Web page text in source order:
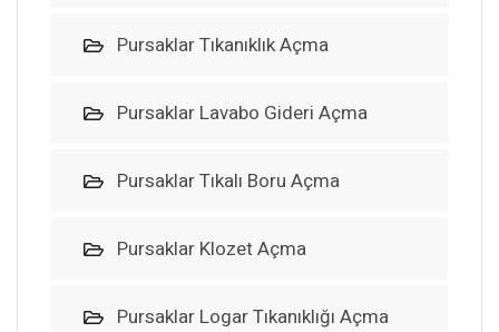
Pursaklar Tıkanıklık Açma
Pursaklar Lavabo Gideri Açma
Pursaklar Tıkalı Boru Açma
Pursaklar Klozet Açma
Pursaklar Logar Tıkanıklığı Açma